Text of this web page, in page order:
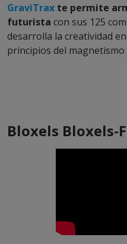
GraviTrax te permite
futurista con sus 125
desarrolla la creatividad
principios del magnetismo
Bloxels Bloxels-